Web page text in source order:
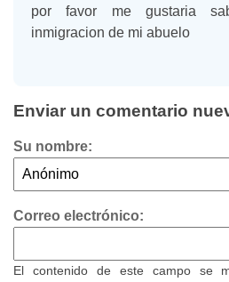
por favor me gustaria
inmigracion de mi abuelo
Enviar un comentario
Su nombre:
Correo electrónico:
El contenido de este campo se